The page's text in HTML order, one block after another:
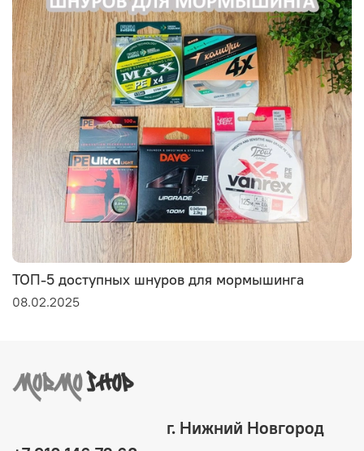
ТОП-5 доступных шнуров для мормышинга
08.02.2025
г. Нижний Новгород